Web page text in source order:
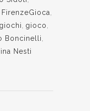
FirenzeGioca
giochi gioco
Boncinelli
Nesti